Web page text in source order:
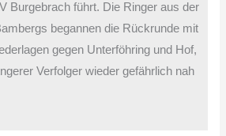
Burgebrach führt. Die Ringer aus der
begannen die Rückrunde mit
gegen Unterföhring und Hof,
Verfolger wieder gefährlich nah